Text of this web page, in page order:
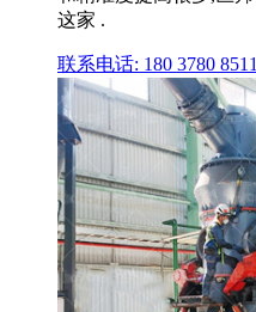
这家 .
联系电话: 180 3780 8511